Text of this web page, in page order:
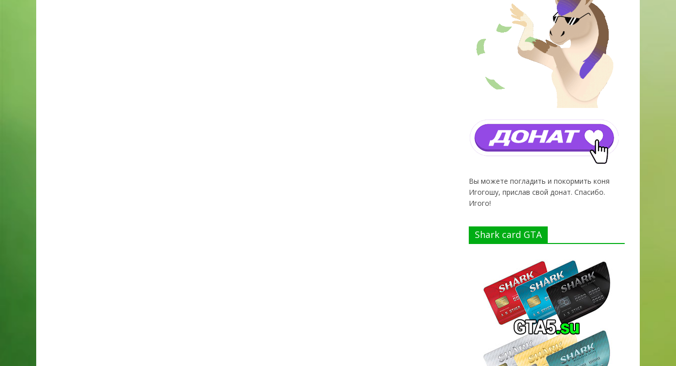
Вы можете погладить и покормить коня
Игогошу, прислав свой донат. Спасибо.
Игого!
Shark card GTA